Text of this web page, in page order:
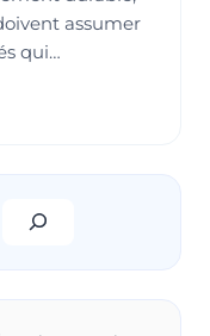
assumer
qui…